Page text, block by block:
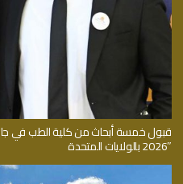
2026″ بالولايات المتحدة